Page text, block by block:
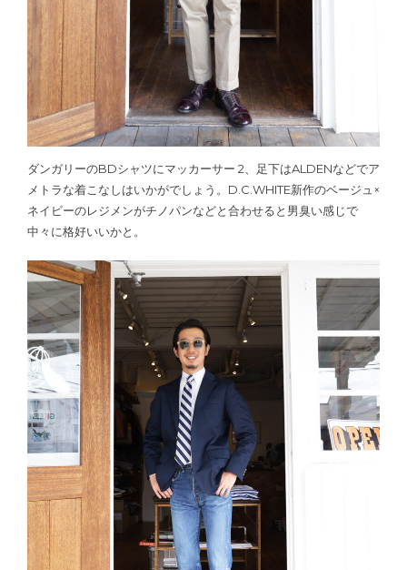
ダンガリーのBDシャツにマッカーサー 2、足下はALDENなどでア
メトラな着こなしはいかがでしょう。D.C.WHITE新作のベージュ×
ネイビーのレジメンがチノパンなどと合わせると男臭い感じで
中々に格好いいかと。